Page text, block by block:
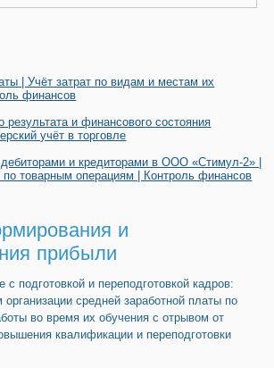
| Учёт затрат по видам и местам их
финансов
результата и финансового состояния
учёт в торговле
и кредиторами в ООО «Стимул-2» |
по товарным операциям | Контроль финансов
и
прибыли
с подготовкой и переподготовкой кадров:
организации средней заработной платы по
во время их обучения с отрывом от
квалификации и переподготовки